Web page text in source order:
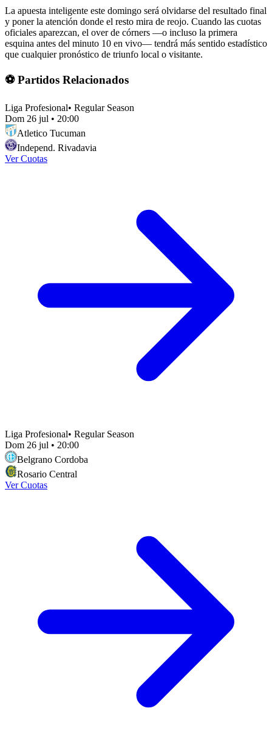
La apuesta inteligente este domingo será olvidarse del resultado final
y poner la atención donde el resto mira de reojo. Cuando las cuotas
oficiales aparezcan, el over de córners —o incluso la primera
esquina antes del minuto 10 en vivo— tendrá más sentido estadístico
que cualquier pronóstico de triunfo local o visitante.
⚽ Partidos Relacionados
Liga Profesional• Regular Season
Dom 26 jul • 20:00
Atletico Tucuman
Independ. Rivadavia
Ver Cuotas
Liga Profesional• Regular Season
Dom 26 jul • 20:00
Belgrano Cordoba
Rosario Central
Ver Cuotas